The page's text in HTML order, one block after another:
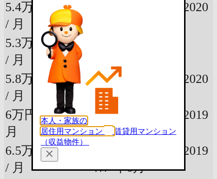
5.4万円
/ 月
56.00m²
3DK / 3階
2020年3月〜2020
5.3万円
/ 月
56.00m²
3DK / 2階
5.8万円
/ 月
56.00m²
3DK / 2階
2019年7月〜2020
年2月
6万円 /
月
56.00m²
3DK / 3階
2019年7月〜2019
年10月
6.5万円
/ 月
56.00m²
3DK / 3階
2019年1月〜2019
年6月
本人・家族の
居住用マンション
賃貸用マンション
（収益物件）